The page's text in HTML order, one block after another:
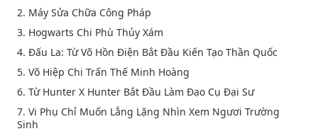
2. Máy Sửa Chữa Công Pháp
3. Hogwarts Chi Phù Thủy Xám
4. Đấu La: Từ Võ Hồn Điện Bắt Đầu Kiến Tạo Thần Quốc
5. Võ Hiệp Chi Trấn Thế Minh Hoàng
6. Từ Hunter X Hunter Bắt Đầu Làm Đạo Cụ Đại Sư
7. Vi Phụ Chỉ Muốn Lẳng Lặng Nhìn Xem Ngươi Trường
Sinh